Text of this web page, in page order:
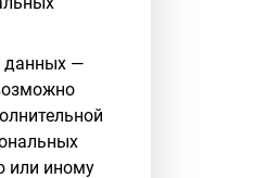
данных —
или иному